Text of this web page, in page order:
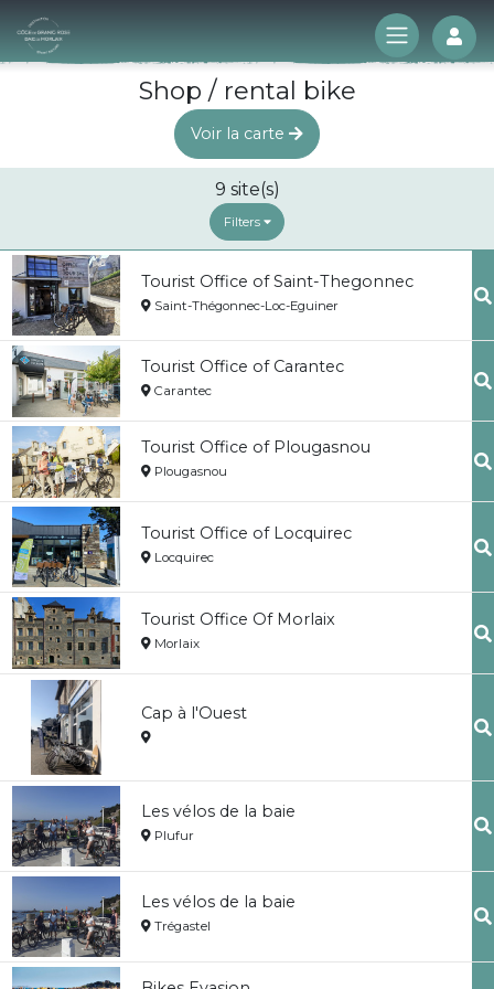
Shop / rental bike
Voir la carte
9 site(s)
Filters
Tourist Office of Saint-Thegonnec
Saint-Thégonnec-Loc-Eguiner
Tourist Office of Carantec
Carantec
Tourist Office of Plougasnou
Plougasnou
Tourist Office of Locquirec
Locquirec
Tourist Office Of Morlaix
Morlaix
Cap à l'Ouest
Les vélos de la baie
Plufur
Les vélos de la baie
Trégastel